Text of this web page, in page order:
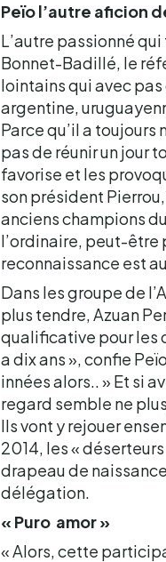
Peïo l’autre aficion
L’autre passionné
Bonnet-Badillé, le
lointains qui avec
argentine,
Parce qu’il a
pas de réunir un jour
favorise et les
son président
anciens champions
l’ordinaire, peut-être
reconnaissance est
Dans les groupe de
plus tendre, Azuan
qualificative pour les
a dix ans », confie
innées alors.. » Et si
regard semble ne
Ils vont y rejouer
2014, les «
drapeau de
délégation.
« Puro amor »
« Alors, cette